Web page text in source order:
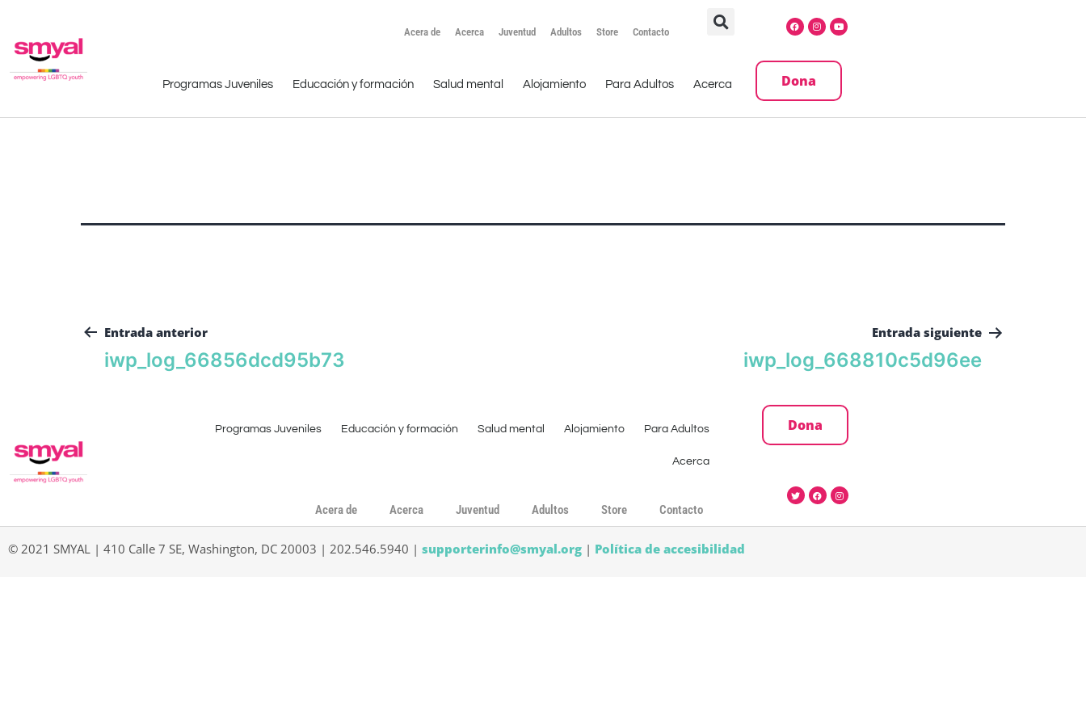
Acera de Acerca Juventud Adultos Store Contacto
Programas Juveniles Educación y formación Salud mental Alojamiento Para Adultos Acerca Dona
Entrada anterior
iwp_log_66856dcd95b73
Entrada siguiente
iwp_log_668810c5d96ee
Programas Juveniles Educación y formación Salud mental Alojamiento Para Adultos
Acerca
Dona
Acera de Acerca Juventud Adultos Store Contacto
© 2021 SMYAL | 410 Calle 7 SE, Washington, DC 20003 | 202.546.5940 | supporterinfo@smyal.org | Política de accesibilidad